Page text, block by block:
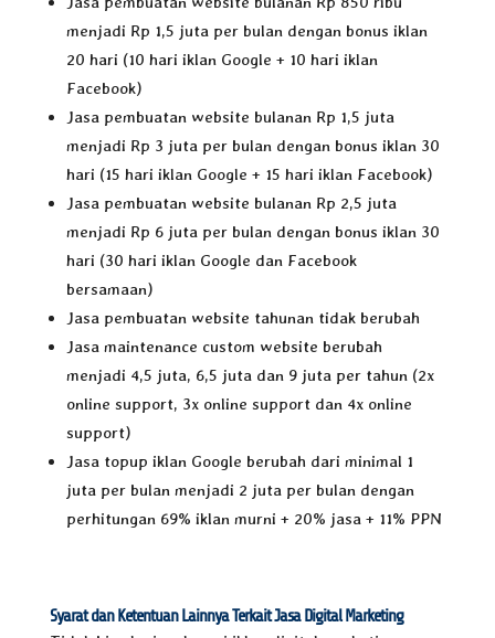
menjadi Rp 1,5 juta per bulan dengan bonus iklan
20 hari (10 hari iklan Google + 10 hari iklan
Facebook)
Jasa pembuatan website bulanan Rp 1,5 juta
menjadi Rp 3 juta per bulan dengan bonus iklan 30
hari (15 hari iklan Google + 15 hari iklan Facebook)
Jasa pembuatan website bulanan Rp 2,5 juta
menjadi Rp 6 juta per bulan dengan bonus iklan 30
hari (30 hari iklan Google dan Facebook
bersamaan)
Jasa pembuatan website tahunan tidak berubah
Jasa maintenance custom website berubah
menjadi 4,5 juta, 6,5 juta dan 9 juta per tahun (2x
online support, 3x online support dan 4x online
support)
Jasa topup iklan Google berubah dari minimal 1
juta per bulan menjadi 2 juta per bulan dengan
perhitungan 69% iklan murni + 20% jasa + 11% PPN
Syarat dan Ketentuan Lainnya Terkait Jasa Digital Marketing